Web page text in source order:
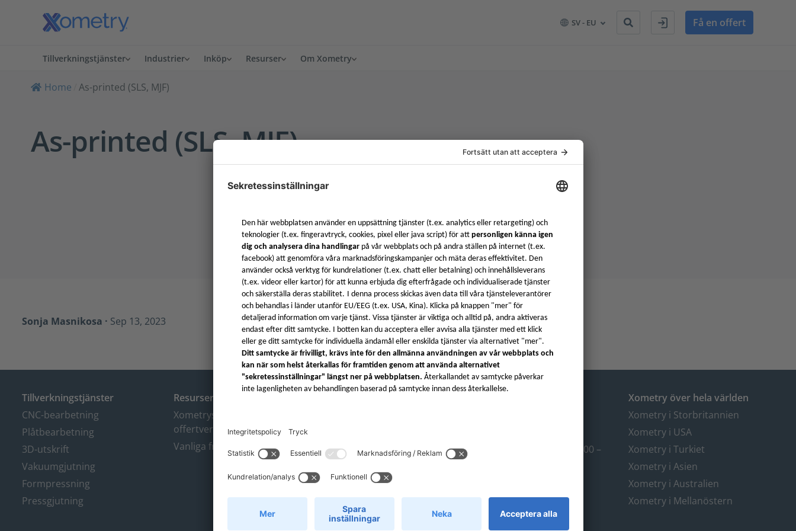
SV - EU Få en offert
Tillverkningstjänster Industrier Inköp Resurser Om Xometry
Home As-printed (SLS, MJF)
As-printed (SLS, MJF)
Sonja Masnikosa · Sep 13, 2023
Tillverkningstjänster
CNC-bearbetning
Plåtbearbetning
3D-utskrift
Vakuumgjutning
Formpressning
Pressgjutning
Resurser
Xometrys omedelbara
offertverktyg
Vanliga frågor
Försäljningsvillkor
Rewards-program
Dataskyddspolicy
Sekretessinställningar
Live supporttider: kl. 08.00 –
Xometry över hela världen
Xometry i Storbritannien
Xometry i USA
Xometry i Turkiet
Xometry i Asien
Xometry i Australien
Xometry i Mellanöstern